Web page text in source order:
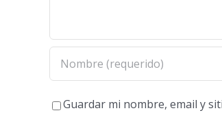
Guardar mi nombre, email y